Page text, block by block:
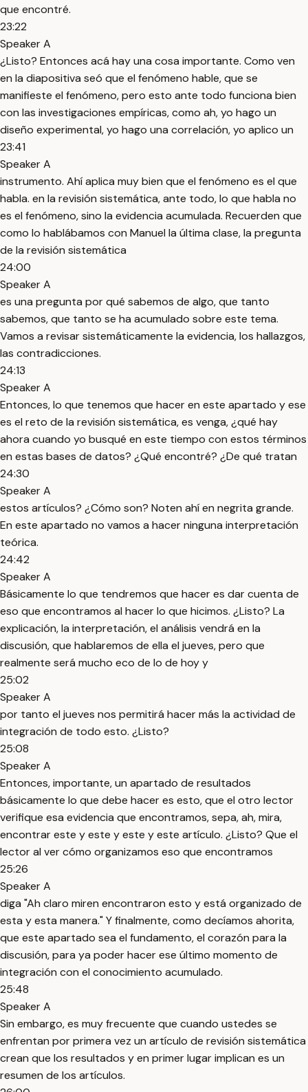
que encontré.
23:22
Speaker A
¿Listo? Entonces acá hay una cosa importante. Como ven
en la diapositiva seó que el fenómeno hable, que se
manifieste el fenómeno, pero esto ante todo funciona bien
con las investigaciones empíricas, como ah, yo hago un
diseño experimental, yo hago una correlación, yo aplico un
23:41
Speaker A
instrumento. Ahí aplica muy bien que el fenómeno es el que
habla. en la revisión sistemática, ante todo, lo que habla no
es el fenómeno, sino la evidencia acumulada. Recuerden que
como lo hablábamos con Manuel la última clase, la pregunta
de la revisión sistemática
24:00
Speaker A
es una pregunta por qué sabemos de algo, que tanto
sabemos, que tanto se ha acumulado sobre este tema.
Vamos a revisar sistemáticamente la evidencia, los hallazgos,
las contradicciones.
24:13
Speaker A
Entonces, lo que tenemos que hacer en este apartado y ese
es el reto de la revisión sistemática, es venga, ¿qué hay
ahora cuando yo busqué en este tiempo con estos términos
en estas bases de datos? ¿Qué encontré? ¿De qué tratan
24:30
Speaker A
estos artículos? ¿Cómo son? Noten ahí en negrita grande.
En este apartado no vamos a hacer ninguna interpretación
teórica.
24:42
Speaker A
Básicamente lo que tendremos que hacer es dar cuenta de
eso que encontramos al hacer lo que hicimos. ¿Listo? La
explicación, la interpretación, el análisis vendrá en la
discusión, que hablaremos de ella el jueves, pero que
realmente será mucho eco de lo de hoy y
25:02
Speaker A
por tanto el jueves nos permitirá hacer más la actividad de
integración de todo esto. ¿Listo?
25:08
Speaker A
Entonces, importante, un apartado de resultados
básicamente lo que debe hacer es esto, que el otro lector
verifique esa evidencia que encontramos, sepa, ah, mira,
encontrar este y este y este y este artículo. ¿Listo? Que el
lector al ver cómo organizamos eso que encontramos
25:26
Speaker A
diga "Ah claro miren encontraron esto y está organizado de
esta y esta manera." Y finalmente, como decíamos ahorita,
que este apartado sea el fundamento, el corazón para la
discusión, para ya poder hacer ese último momento de
integración con el conocimiento acumulado.
25:48
Speaker A
Sin embargo, es muy frecuente que cuando ustedes se
enfrentan por primera vez un artículo de revisión sistemática
crean que los resultados y en primer lugar implican es un
resumen de los artículos.